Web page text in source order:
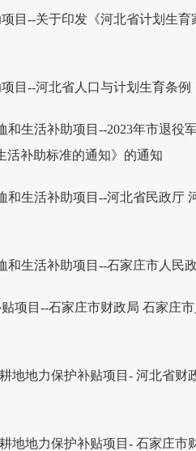
目--关于印发《河北省计划生
目--河北省人口与计划生育条例
和生活补助项目--2023年市退
活补助标准的通知》的通知
和生活补助项目--河北省民政厅
和生活补助项目--石家庄市人民
贴项目--石家庄市财政局 石家庄
地地力保护补贴项目- 河北省
地地力保护补贴项目- 石家庄